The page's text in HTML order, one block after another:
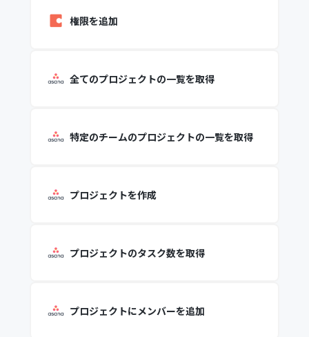
権限を追加
全てのプロジェクトの一覧を取得
特定のチームのプロジェクトの一覧を取得
プロジェクトを作成
プロジェクトのタスク数を取得
プロジェクトにメンバーを追加